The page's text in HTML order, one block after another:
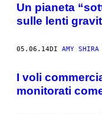
Un pianeta
sulle lenti
05.06.14DI AMY
I voli
monitorati